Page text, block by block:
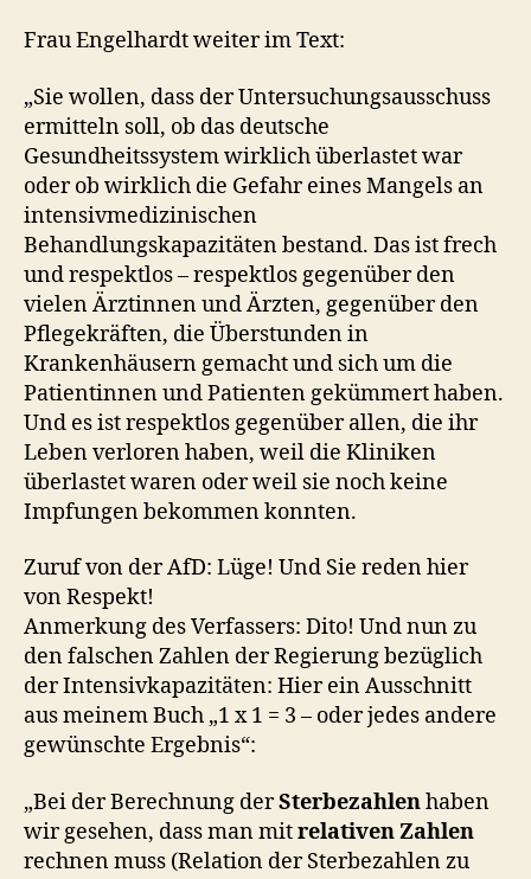
Frau Engelhardt weiter im Text:
„Sie wollen, dass der Untersuchungsausschuss
ermitteln soll, ob das deutsche
Gesundheitssystem wirklich überlastet war
oder ob wirklich die Gefahr eines Mangels an
intensivmedizinischen
Behandlungskapazitäten bestand. Das ist frech
und respektlos – respektlos gegenüber den
vielen Ärztinnen und Ärzten, gegenüber den
Pflegekräften, die Überstunden in
Krankenhäusern gemacht und sich um die
Patientinnen und Patienten gekümmert haben.
Und es ist respektlos gegenüber allen, die ihr
Leben verloren haben, weil die Kliniken
überlastet waren oder weil sie noch keine
Impfungen bekommen konnten.
Zuruf von der AfD: Lüge! Und Sie reden hier
von Respekt!
Anmerkung des Verfassers: Dito! Und nun zu
den falschen Zahlen der Regierung bezüglich
der Intensivkapazitäten: Hier ein Ausschnitt
aus meinem Buch „1 x 1 = 3 – oder jedes andere
gewünschte Ergebnis“:
„Bei der Berechnung derSterbezahlenhaben
wir gesehen, dass man mitrelativen Zahlen
rechnen muss (Relation der Sterbezahlen zu